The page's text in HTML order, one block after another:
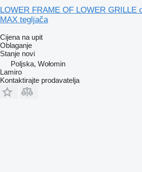
LOWER FRAME OF LOWER GRILLE
MAX tegljača
Cijena na upit
Oblaganje
Stanje novi
Poljska, Wołomin
Lamiro
Kontaktirajte prodavatelja